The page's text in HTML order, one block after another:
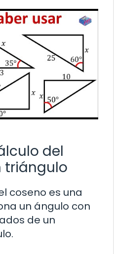
del
triángulo
coseno es una
un ángulo con
de un